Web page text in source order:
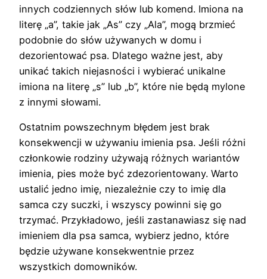
innych codziennych słów lub komend. Imiona na
literę „a”, takie jak „As” czy „Ala”, mogą brzmieć
podobnie do słów używanych w domu i
dezorientować psa. Dlatego ważne jest, aby
unikać takich niejasności i wybierać unikalne
imiona na literę „s” lub „b”, które nie będą mylone
z innymi słowami.
Ostatnim powszechnym błędem jest brak
konsekwencji w używaniu imienia psa. Jeśli różni
członkowie rodziny używają różnych wariantów
imienia, pies może być zdezorientowany. Warto
ustalić jedno imię, niezależnie czy to imię dla
samca czy suczki, i wszyscy powinni się go
trzymać. Przykładowo, jeśli zastanawiasz się nad
imieniem dla psa samca, wybierz jedno, które
będzie używane konsekwentnie przez
wszystkich domowników.